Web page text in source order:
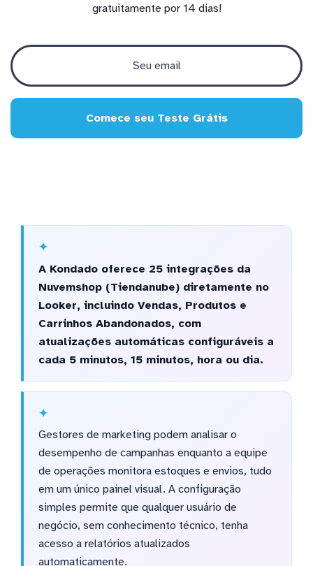
gratuitamente por 14 dias!
Comece seu Teste Grátis
A Kondado oferece 25 integrações da
Nuvemshop (Tiendanube) diretamente no
Looker, incluindo Vendas, Produtos e
Carrinhos Abandonados, com
atualizações automáticas configuráveis a
cada 5 minutos, 15 minutos, hora ou dia.
Gestores de marketing podem analisar o
desempenho de campanhas enquanto a equipe
de operações monitora estoques e envios, tudo
em um único painel visual. A configuração
simples permite que qualquer usuário de
negócio, sem conhecimento técnico, tenha
acesso a relatórios atualizados
automaticamente.